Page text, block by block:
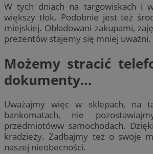
W tych dniach na targowiskach i
większy tłok. Podobnie jest też
miejskiej. Obładowani zakupami,
prezentów stajemy się mniej uważni.
Możemy stracić
dokumenty…
Uważajmy więc w sklepach, na
bankomatach, nie
przedmiotóww samochodach.
kradzieży. Zadbajmy też o swoje
naszej nieobecności.